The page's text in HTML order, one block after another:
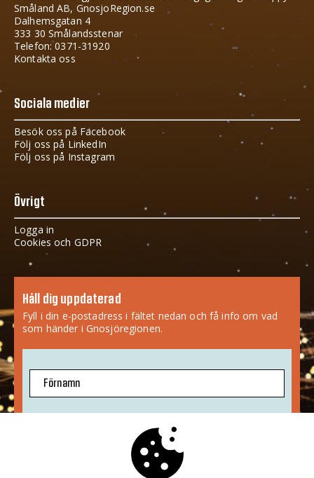
Småland AB, GnosjoRegion.se
Dalhemsgatan 4
333 30 Smålandsstenar
Telefon: 0371-31920
Kontakta oss
Sociala medier
Besök oss på Facebook
Följ oss på LinkedIn
Följ oss på Instagram
Övrigt
Logga in
Cookies och GDPR
Håll dig uppdaterad
Fyll i din e-postadress i fältet nedan och få info om vad
som händer i Gnosjöregionen.
Förnamn
Jag godkänner att mina uppgifter sparas.